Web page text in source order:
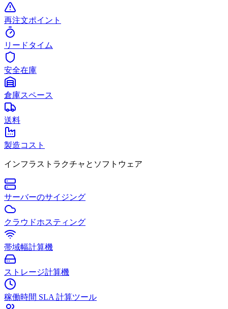
再注文ポイント
リードタイム
安全在庫
倉庫スペース
送料
製造コスト
インフラストラクチャとソフトウェア
サーバーのサイジング
クラウドホスティング
帯域幅計算機
ストレージ計算機
稼働時間 SLA 計算ツール